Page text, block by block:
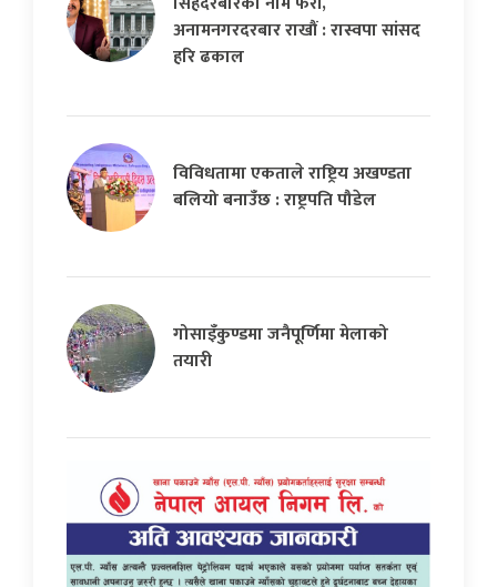
अनामनगरदरबार राखौं : रास्वपा सांसद
हरि ढकाल
विविधतामा एकताले राष्ट्रिय अखण्डता
बलियो बनाउँछ : राष्ट्रपति पौडेल
गोसाइँकुण्डमा जनैपूर्णिमा मेलाको
तयारी